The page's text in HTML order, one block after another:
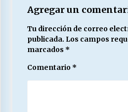
Agregar un
Tu dirección de correo
publicada. Los campos
marcados *
Comentario *